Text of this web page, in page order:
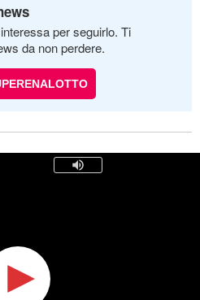
per seguirlo. Ti
da non perdere.